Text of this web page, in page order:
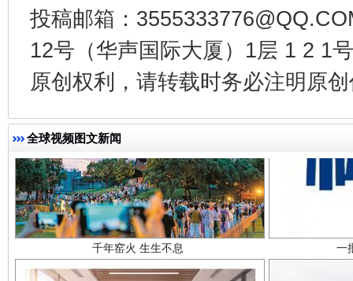
投稿邮箱：
12号（华声国际大厦）1层 1 2 1
原创权利，请转载时务必注明原
全球视频图文新闻